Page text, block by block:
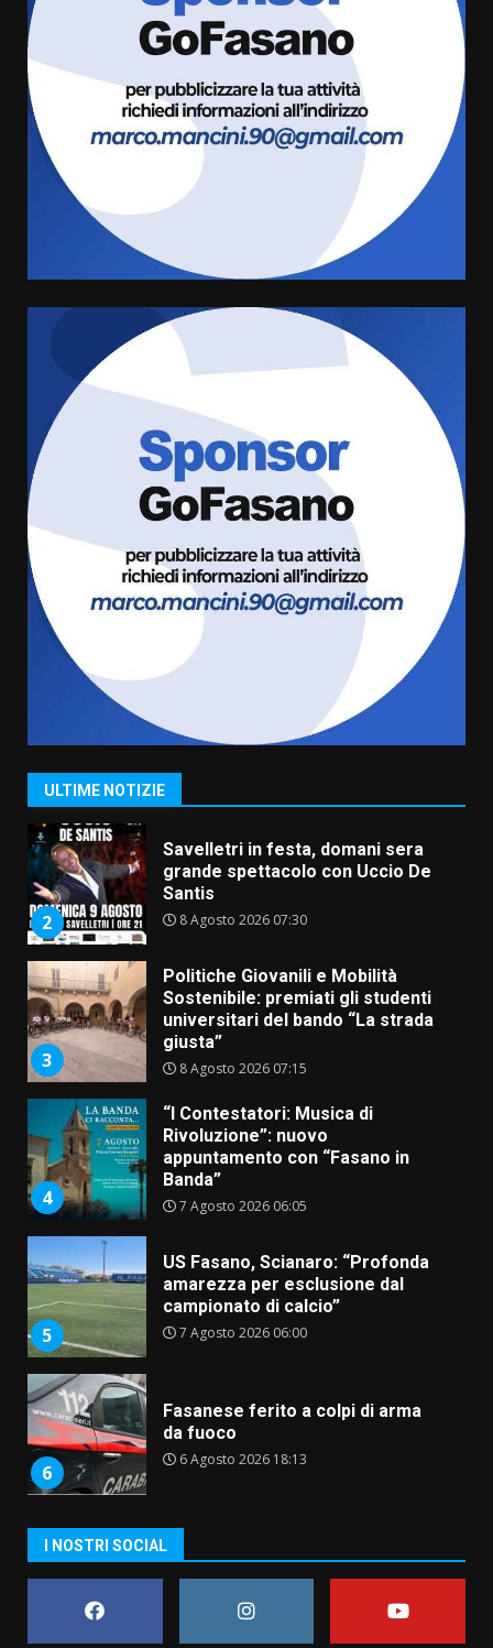
ULTIME NOTIZIE
Politiche Giovanili e Mobilità
Sostenibile: premiati gli studenti
universitari del bando “La strada
giusta”
8 Agosto 2026 07:15
“I Contestatori: Musica di
Rivoluzione”: nuovo
appuntamento con “Fasano in
Banda”
amarezza per esclusione dal
campionato di calcio”
7 Agosto 2026 06:00
Fasanese ferito a colpi di arma
da fuoco
6 Agosto 2026 18:13
Carta d’identità: continua il piano
di aperture straordinarie del
Comune di Fasano
6 Agosto 2026 14:16
1
La Banda Città di Fasano apre
ufficialmente la Festa di
2
Savelletri in festa, domani sera
grande spettacolo con Uccio De
Santis
8 Agosto 2026 07:30
3
Politiche Giovanili e Mobilità
Sostenibile: premiati gli studenti
universitari del bando “La strada
giusta”
8 Agosto 2026 07:15
4
“I Contestatori: Musica di
Rivoluzione”: nuovo
appuntamento con “Fasano in
Banda”
7 Agosto 2026 06:05
5
US Fasano, Scianaro: “Profonda
amarezza per esclusione dal
campionato di calcio”
7 Agosto 2026 06:00
6
Fasanese ferito a colpi di arma
da fuoco
6 Agosto 2026 18:13
di aperture straordinarie del
Comune di Fasano
6 Agosto 2026 14:16
I NOSTRI SOCIAL